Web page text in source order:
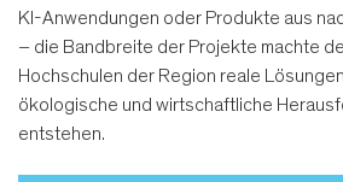
KI-Anwendungen oder Produkte aus
– die Bandbreite der Projekte machte
Hochschulen der Region reale
ökologische und wirtschaftliche
entstehen.